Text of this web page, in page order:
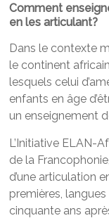
Comment
en les articulant?
Dans le contexte
le continent
lesquels celui
enfants en âge
un enseignement
L’Initiative ELAN-
de la
d’une articulation
premières,
cinquante ans